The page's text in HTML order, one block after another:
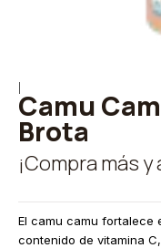
Camu
Brota
¡Compra más y
El camu camu fortalece
contenido de vitamina